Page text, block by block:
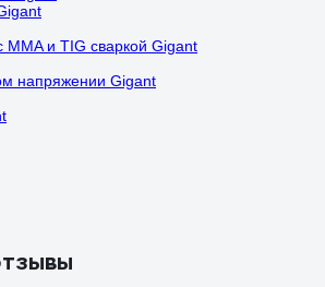
и TIG сваркой Gigant
напряжении Gigant